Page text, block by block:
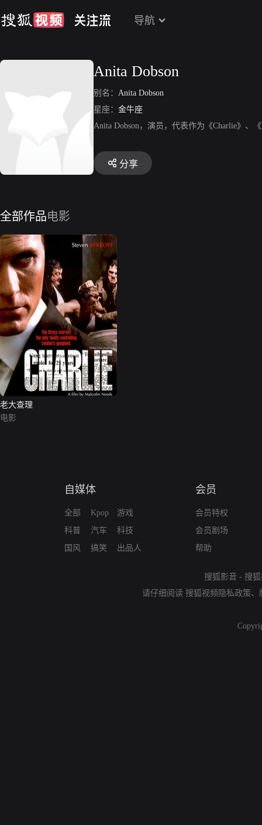
导航
Anita Dobson
别名： Anita Dobson
星座： 金牛座
Anita Dobson，演员，代表作为《Charlie》、
分享
全部作品电影
老大查理
电影
自媒体
全部
科普
国风
Kpop
汽车
搞笑
游戏
科技
出品人
会员
会员特权
会员剧场
帮助
搜狐影音 - 搜
请仔细阅读 搜狐视频隐私政策、